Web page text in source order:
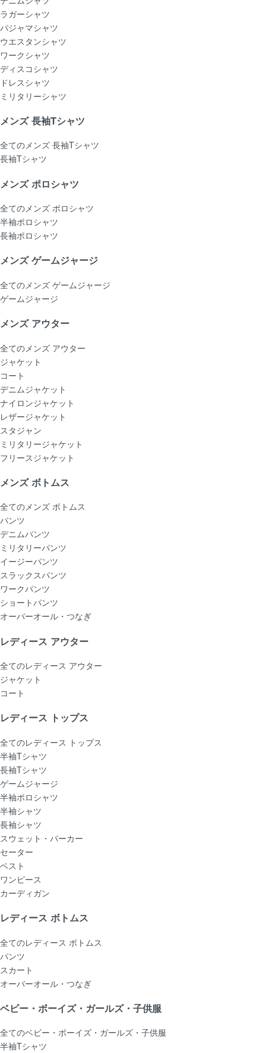
ラガーシャツ
パジャマシャツ
ウエスタンシャツ
ワークシャツ
ディスコシャツ
ドレスシャツ
ミリタリーシャツ
メンズ 長袖Tシャツ
全てのメンズ 長袖Tシャツ
長袖Tシャツ
メンズ ポロシャツ
全てのメンズ ポロシャツ
半袖ポロシャツ
長袖ポロシャツ
メンズ ゲームジャージ
全てのメンズ ゲームジャージ
ゲームジャージ
メンズ アウター
全てのメンズ アウター
ジャケット
コート
デニムジャケット
ナイロンジャケット
レザージャケット
スタジャン
ミリタリージャケット
フリースジャケット
メンズ ボトムス
全てのメンズ ボトムス
パンツ
デニムパンツ
ミリタリーパンツ
イージーパンツ
スラックスパンツ
ワークパンツ
ショートパンツ
オーバーオール・つなぎ
レディース アウター
全てのレディース アウター
ジャケット
コート
レディース トップス
全てのレディース トップス
半袖Tシャツ
長袖Tシャツ
ゲームジャージ
半袖ポロシャツ
半袖シャツ
長袖シャツ
スウェット・パーカー
セーター
ベスト
ワンピース
カーディガン
レディース ボトムス
全てのレディース ボトムス
パンツ
スカート
オーバーオール・つなぎ
ベビー・ボーイズ・ガールズ・子供服
全てのベビー・ボーイズ・ガールズ・子供服
半袖Tシャツ